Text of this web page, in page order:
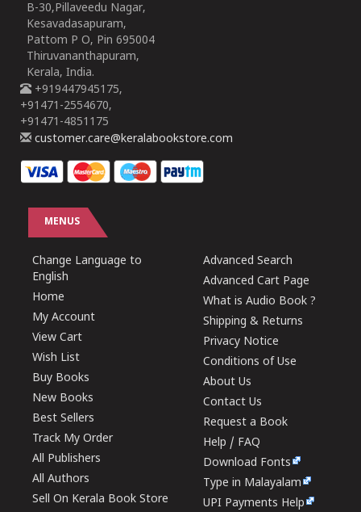
B-30,Pillaveedu Nagar,
Kesavadasapuram,
Pattom P O, Pin 695004
Thiruvananthapuram,
Kerala, India.
+919447945175,
+91471-2554670,
+91471-4851175
customer.care@keralabookstore.com
MENUS
Change Language to
English
Home
My Account
View Cart
Wish List
Buy Books
New Books
Best Sellers
Track My Order
All Publishers
All Authors
Sell On Kerala Book Store
Advanced Search
Advanced Cart Page
What is Audio Book ?
Shipping & Returns
Privacy Notice
Conditions of Use
About Us
Contact Us
Request a Book
Help / FAQ
Download Fonts
Type in Malayalam
UPI Payments Help